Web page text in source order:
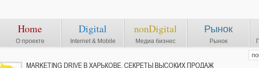
Home
О проекте
Digital
Internet & Mobile
nonDigital
Медиа бизнес
Рынок
Рынок
MARKETING DRIVE В ХАРЬКОВЕ. СЕКРЕТЫ ВЫСОКИХ ПРОДАЖ